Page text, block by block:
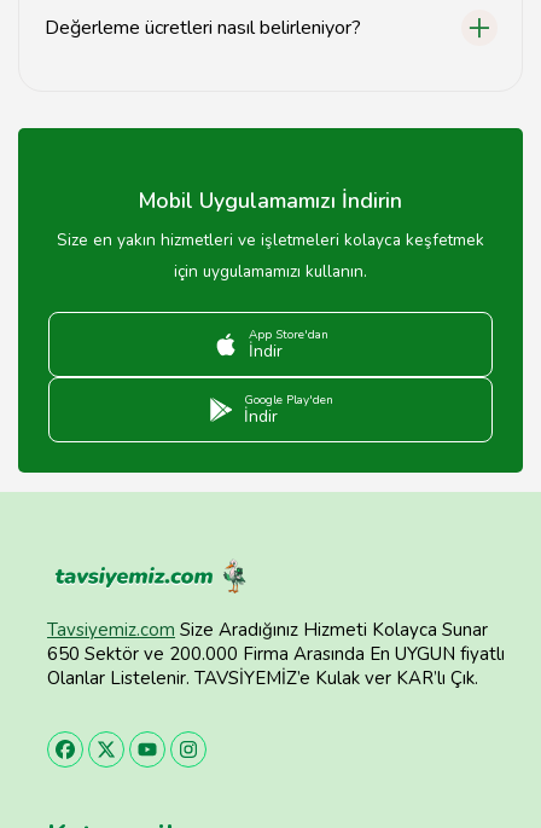
Değerleme ücretleri nasıl belirleniyor?
göre değişiklik göstermektedir.
Mobil Uygulamamızı İndirin
Size en yakın hizmetleri ve işletmeleri kolayca keşfetmek
için uygulamamızı kullanın.
App Store'dan
İndir
Google Play'den
İndir
Tavsiyemiz.com Size Aradığınız Hizmeti Kolayca Sunar
650 Sektör ve 200.000 Firma Arasında En UYGUN fiyatlı
Olanlar Listelenir. TAVSİYEMİZ’e Kulak ver KAR’lı Çık.